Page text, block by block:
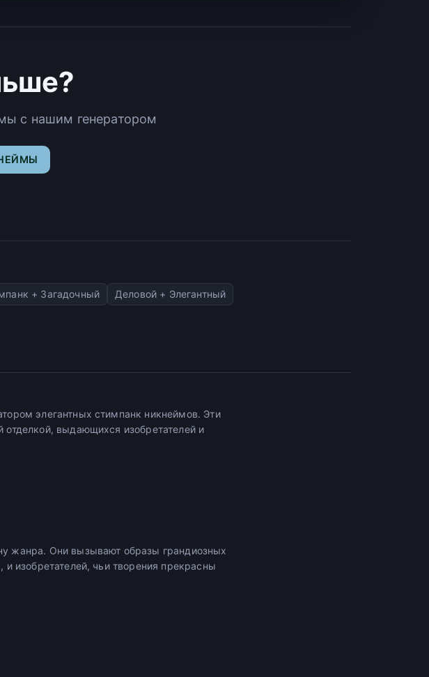
с нашим генератором
+ Загадочный
Деловой + Элегантный
элегантных стимпанк никнеймов. Эти
выдающихся изобретателей и
жанра. Они вызывают образы грандиозных
изобретателей, чьи творения прекрасны